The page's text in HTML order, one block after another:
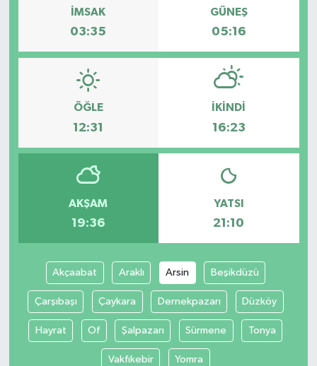
İMSAK
03:35
GÜNEŞ
05:16
ÖĞLE
12:31
İKINDI
16:23
AKŞAM
19:36
YATSI
21:10
Akçaabat Araklı Arsin Beşikdüzü
Çarşıbaşı Çaykara Dernekpazarı Düzköy
Hayrat Of Şalpazarı Sürmene Tonya
Vakfıkebir Yomra